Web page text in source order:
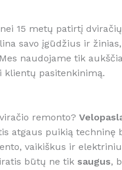
15 metų patirtį
savo įgūdžius ir
naudojame tik
pasitenkinimą.
remonto?
atgaus puikią techninę
vaikiškus ir
būtų ne tik saugus,